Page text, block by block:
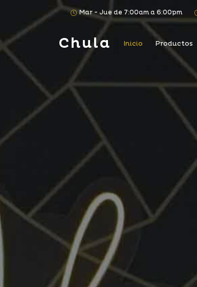
Mar - Jue de 7:00am a 6:00pm
Chula Inicio Productos